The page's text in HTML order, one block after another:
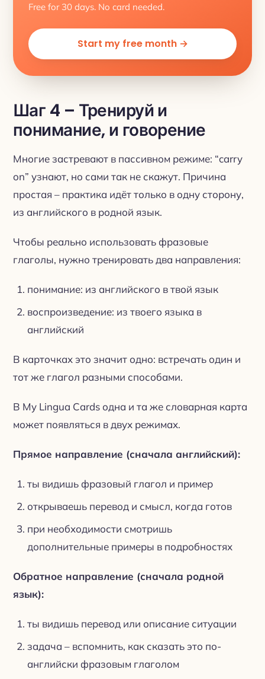
Free for 30 days. No card needed.
Start my free month →
Шаг 4 – Тренируй и
понимание, и говорение
Многие застревают в пассивном режиме: “carry
on” узнают, но сами так не скажут. Причина
простая – практика идёт только в одну сторону,
из английского в родной язык.
Чтобы реально использовать фразовые
глаголы, нужно тренировать два направления:
понимание: из английского в твой язык
воспроизведение: из твоего языка в
английский
В карточках это значит одно: встречать один и
тот же глагол разными способами.
В My Lingua Cards одна и та же словарная карта
может появляться в двух режимах.
Прямое направление (сначала английский):
ты видишь фразовый глагол и пример
открываешь перевод и смысл, когда готов
при необходимости смотришь
дополнительные примеры в подробностях
Обратное направление (сначала родной
язык):
ты видишь перевод или описание ситуации
задача – вспомнить, как сказать это по-
английски фразовым глаголом